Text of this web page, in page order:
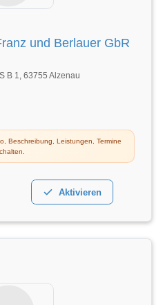
und Berlauer GbR
B 1, 63755 Alzenau
Beschreibung, Leistungen, Termine
Aktivieren